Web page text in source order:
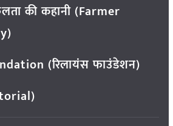
की कहानी (Farmer
(रिलायंस फाउंडेशन)